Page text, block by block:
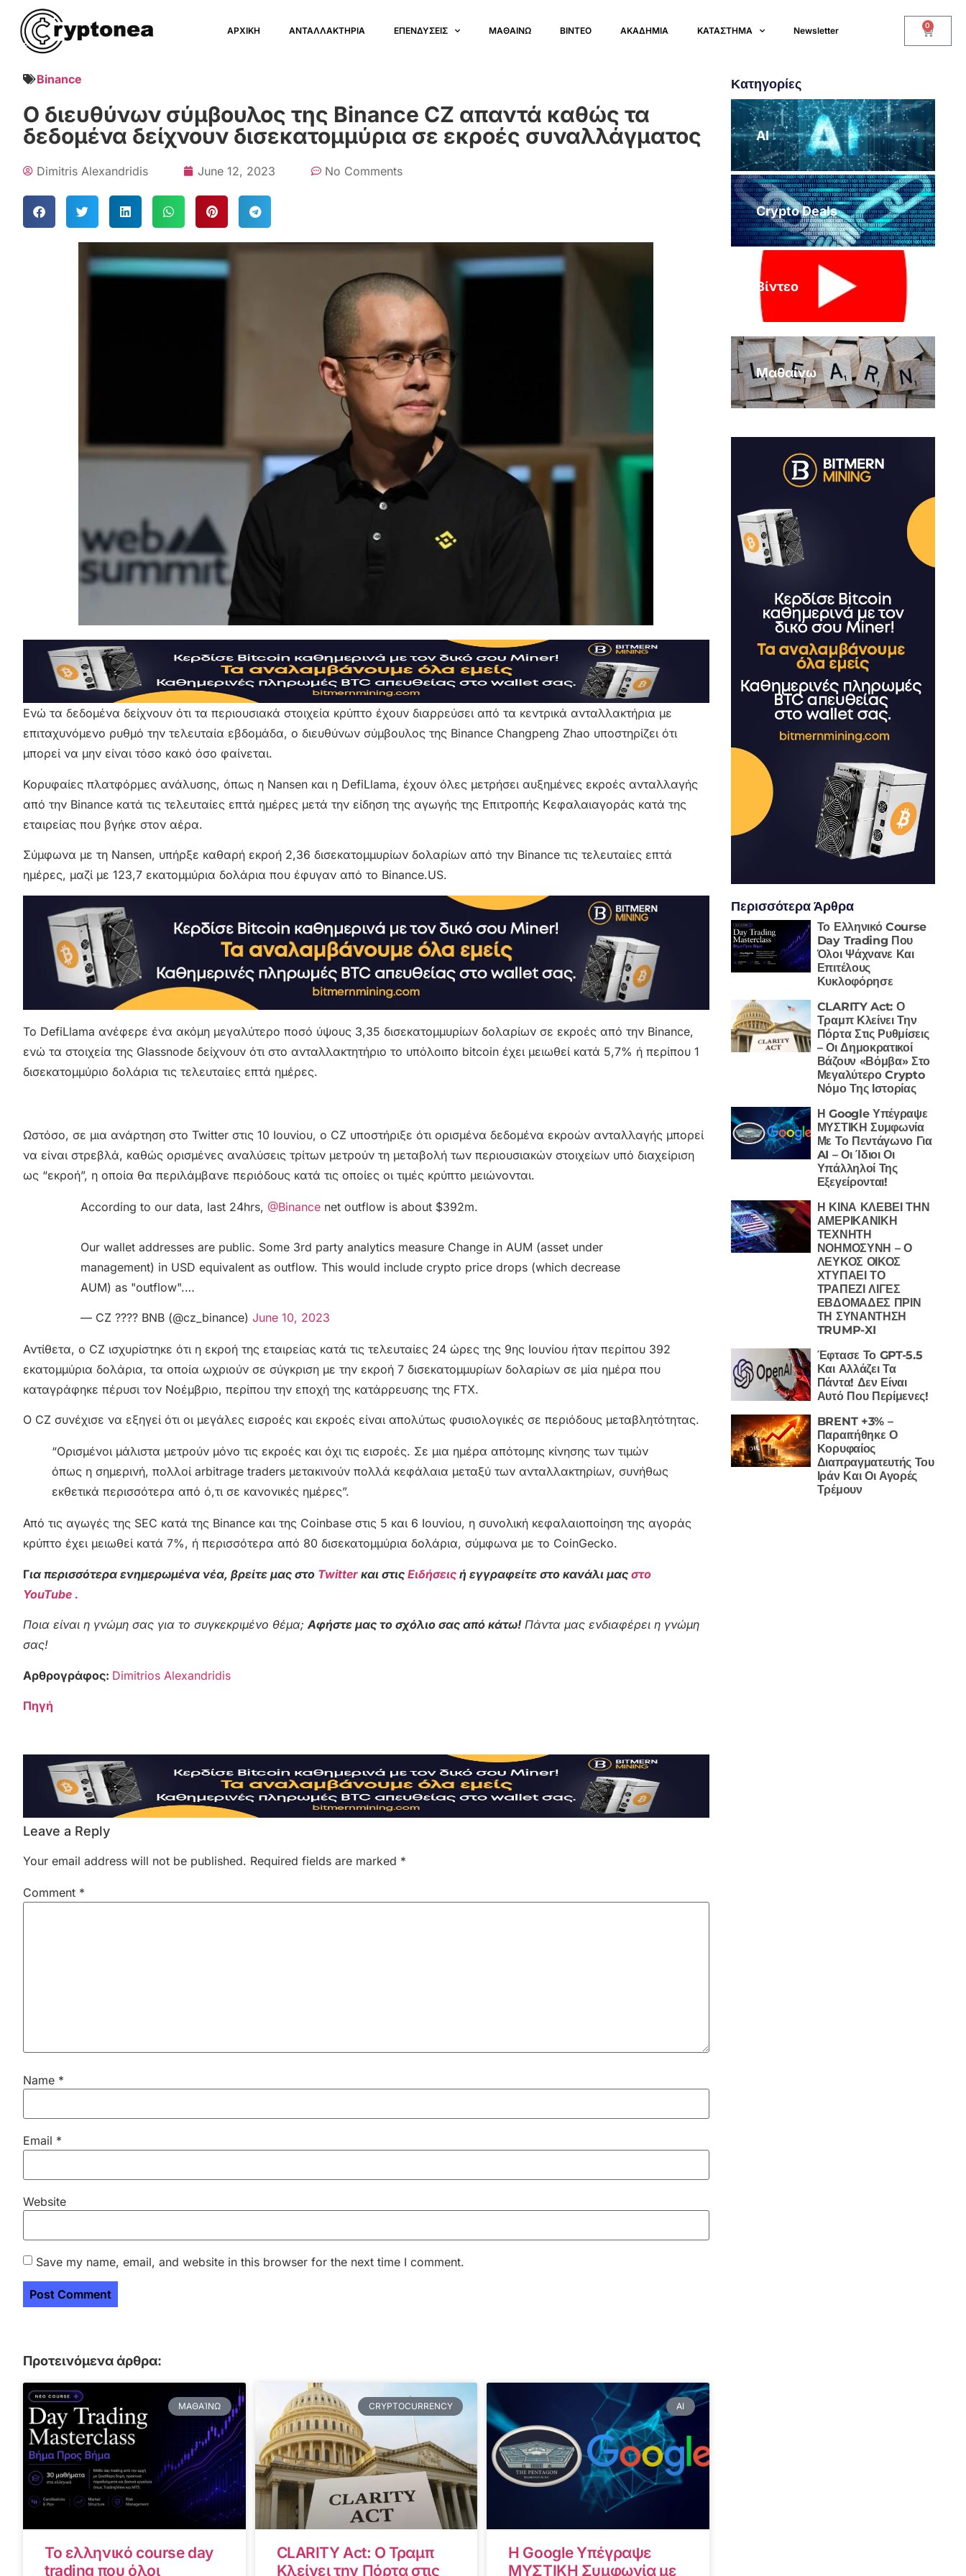
ΑΡΧΙΚΗ ΑΝΤΑΛΛΑΚΤΗΡΙΑ ΕΠΕΝΔΥΣΕΙΣ ΜΑΘΑΙΝΩ ΒΙΝΤΕΟ ΑΚΑΔΗΜΙΑ ΚΑΤΑΣΤΗΜΑ Newsletter 0
Binance
Ο διευθύνων σύμβουλος της Binance CZ απαντά καθώς τα
δεδομένα δείχνουν δισεκατομμύρια σε εκροές συναλλάγματος
Dimitris Alexandridis June 12, 2023 No Comments
Ενώ τα δεδομένα δείχνουν ότι τα περιουσιακά στοιχεία κρύπτο έχουν διαρρεύσει από τα κεντρικά ανταλλακτήρια με
επιταχυνόμενο ρυθμό την τελευταία εβδομάδα, ο διευθύνων σύμβουλος της Binance Changpeng Zhao υποστηρίζει ότι
μπορεί να μην είναι τόσο κακό όσο φαίνεται.
Κορυφαίες πλατφόρμες ανάλυσης, όπως η Nansen και η DefiLlama, έχουν όλες μετρήσει αυξημένες εκροές ανταλλαγής
από την Binance κατά τις τελευταίες επτά ημέρες μετά την είδηση της αγωγής της Επιτροπής Κεφαλαιαγοράς κατά της
εταιρείας που βγήκε στον αέρα.
Σύμφωνα με τη Nansen, υπήρξε καθαρή εκροή 2,36 δισεκατομμυρίων δολαρίων από την Binance τις τελευταίες επτά
ημέρες, μαζί με 123,7 εκατομμύρια δολάρια που έφυγαν από το Binance.US.
Το DefiLlama ανέφερε ένα ακόμη μεγαλύτερο ποσό ύψους 3,35 δισεκατομμυρίων δολαρίων σε εκροές από την Binance,
ενώ τα στοιχεία της Glassnode δείχνουν ότι στο ανταλλακτητήριο το υπόλοιπο bitcoin έχει μειωθεί κατά 5,7% ή περίπου 1
δισεκατομμύριο δολάρια τις τελευταίες επτά ημέρες.
Ωστόσο, σε μια ανάρτηση στο Twitter στις 10 Ιουνίου, ο CZ υποστήριξε ότι ορισμένα δεδομένα εκροών ανταλλαγής μπορεί
να είναι στρεβλά, καθώς ορισμένες αναλύσεις τρίτων μετρούν τη μεταβολή των περιουσιακών στοιχείων υπό διαχείριση
ως “εκροή”, η οποία θα περιλάμβανε περιόδους κατά τις οποίες οι τιμές κρύπτο μειώνονται.
According to our data, last 24hrs, @Binance net outflow is about $392m.
Our wallet addresses are public. Some 3rd party analytics measure Change in AUM (asset under
management) in USD equivalent as outflow. This would include crypto price drops (which decrease
AUM) as "outflow".…
— CZ ???? BNB (@cz_binance) June 10, 2023
Αντίθετα, ο CZ ισχυρίστηκε ότι η εκροή της εταιρείας κατά τις τελευταίες 24 ώρες της 9ης Ιουνίου ήταν περίπου 392
εκατομμύρια δολάρια, τα οποία ωχριούν σε σύγκριση με την εκροή 7 δισεκατομμυρίων δολαρίων σε μία ημέρα που
καταγράφηκε πέρυσι τον Νοέμβριο, περίπου την εποχή της κατάρρευσης της FTX.
Ο CZ συνέχισε να εξηγεί ότι οι μεγάλες εισροές και εκροές είναι απολύτως φυσιολογικές σε περιόδους μεταβλητότητας.
“Ορισμένοι μάλιστα μετρούν μόνο τις εκροές και όχι τις εισροές. Σε μια ημέρα απότομης κίνησης των τιμών
όπως η σημερινή, πολλοί arbitrage traders μετακινούν πολλά κεφάλαια μεταξύ των ανταλλακτηρίων, συνήθως
εκθετικά περισσότερα από ό,τι σε κανονικές ημέρες”.
Από τις αγωγές της SEC κατά της Binance και της Coinbase στις 5 και 6 Ιουνίου, η συνολική κεφαλαιοποίηση της αγοράς
κρύπτο έχει μειωθεί κατά 7%, ή περισσότερα από 80 δισεκατομμύρια δολάρια, σύμφωνα με το CoinGecko.
Για περισσότερα ενημερωμένα νέα, βρείτε μας στο Twitter και στις Ειδήσεις ή εγγραφείτε στο κανάλι μας στο
YouTube .
Ποια είναι η γνώμη σας για το συγκεκριμένο θέμα;Αφήστε μας το σχόλιο σας από κάτω! Πάντα μας ενδιαφέρει η γνώμη
σας!
Αρθρογράφος: Dimitrios Alexandridis
Πηγή
Leave a Reply
Your email address will not be published. Required fields are marked *
Comment *
Name *
Email *
Website
Save my name, email, and website in this browser for the next time I comment.
Προτεινόμενα άρθρα:
ΜΑΘΑΊΝΩ
Το ελληνικό course day
trading που όλοι
CRYPTOCURRENCY
CLARITY Act: Ο Τραμπ
Κλείνει την Πόρτα στις
AI
Η Google Υπέγραψε
ΜΥΣΤΙΚΗ Συμφωνία με
Κατηγορίες
AI
Crypto Deals
Βίντεο
Μαθαίνω
Περισσότερα Άρθρα
Το Ελληνικό Course
Day Trading Που
Όλοι Ψάχνανε Και
Επιτέλους
Κυκλοφόρησε
CLARITY Act: Ο
Τραμπ Κλείνει Την
Πόρτα Στις Ρυθμίσεις
– Οι Δημοκρατικοί
Βάζουν «Βόμβα» Στο
Μεγαλύτερο Crypto
Νόμο Της Ιστορίας
Η Google Υπέγραψε
ΜΥΣΤΙΚΗ Συμφωνία
Με Το Πεντάγωνο Για
AI – Οι Ίδιοι Οι
Υπάλληλοί Της
Εξεγείρονται!
Η ΚΙΝΑ ΚΛΕΒΕΙ ΤΗΝ
ΑΜΕΡΙΚΑΝΙΚΗ
ΤΕΧΝΗΤΗ
ΝΟΗΜΟΣΥΝΗ – Ο
ΛΕΥΚΟΣ ΟΙΚΟΣ
ΧΤΥΠΑΕΙ ΤΟ
ΤΡΑΠΕΖΙ ΛΙΓΕΣ
ΕΒΔΟΜΑΔΕΣ ΠΡΙΝ
ΤΗ ΣΥΝΑΝΤΗΣΗ
TRUMP-XI
Έφτασε Το GPT-5.5
Και Αλλάζει Τα
Πάντα! Δεν Είναι
Αυτό Που Περίμενες!
BRENT +3% –
Παραιτήθηκε Ο
Κορυφαίος
Διαπραγματευτής Του
Ιράν Και Οι Αγορές
Τρέμουν